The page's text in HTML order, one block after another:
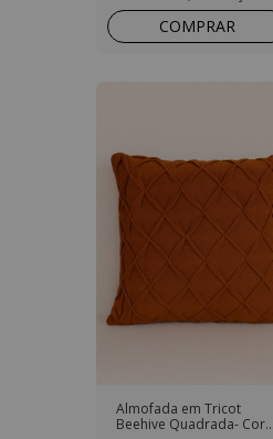
COMPRAR
Almofada em Tricot
Beehive Quadrada- Cor: